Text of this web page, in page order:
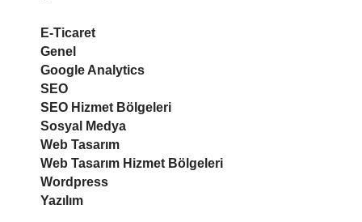
E-Ticaret
Genel
Google Analytics
SEO
SEO Hizmet Bölgeleri
Sosyal Medya
Web Tasarım
Web Tasarım Hizmet Bölgeleri
Wordpress
Yazılım